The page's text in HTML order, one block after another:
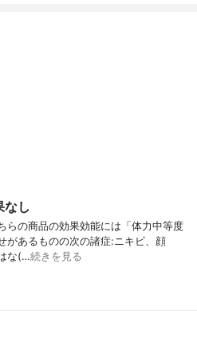
なし
らの商品の効果効能には「体力中等度
があるものの次の諸症:ニキビ、顔
な(…続きを見る